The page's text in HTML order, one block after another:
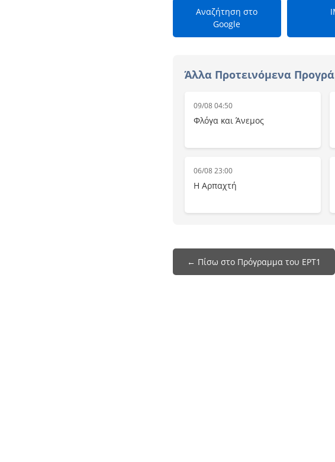
Αναζήτηση στο
Google
Άλλα Προτεινόμενα
09/08 04:50
Φλόγα και Άνεμος
06/08 23:00
Η Αρπαχτή
← Πίσω στο Πρόγραμμα του ΕΡΤ1